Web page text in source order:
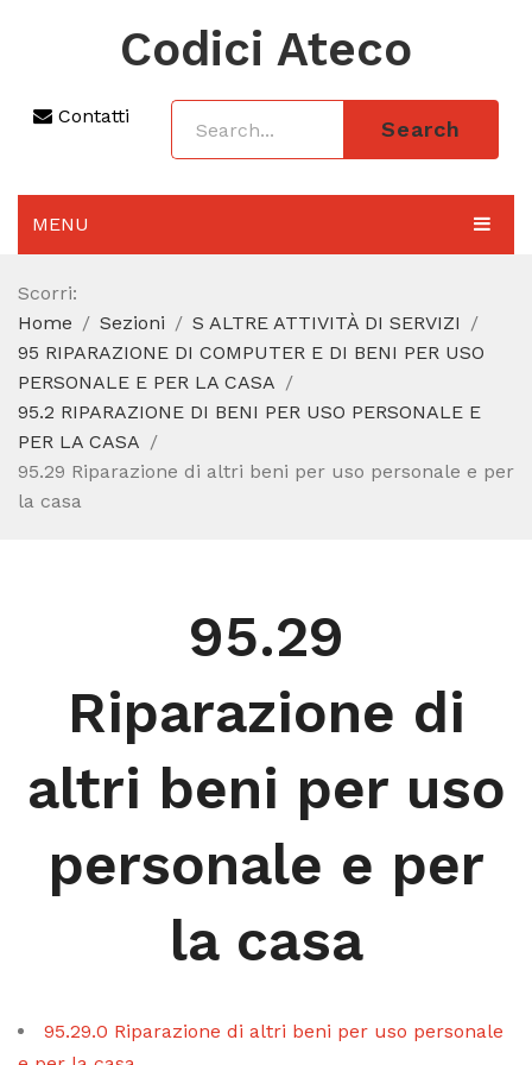
Codici Ateco
Contatti
Search
MENU
AGGIORNAMENTO 2025
SEZIONI
CODICE ATECO A COSA SERVE
CODICE FISCALE
Scorri:
Home
Sezioni
S ALTRE ATTIVITÀ DI SERVIZI
95 RIPARAZIONE DI COMPUTER E DI BENI PER USO
PERSONALE E PER LA CASA
95.2 RIPARAZIONE DI BENI PER USO PERSONALE E
PER LA CASA
95.29 Riparazione di altri beni per uso personale e per
la casa
95.29
Riparazione di
altri beni per uso
personale e per
la casa
95.29.0 Riparazione di altri beni per uso personale